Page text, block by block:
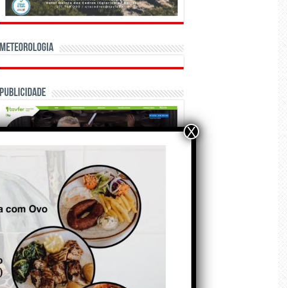
Meteorologia
Publicidade
OPINIÃO E CRÓNICAS
Matraquilhos… Autor:
Fernando Roldão
6 de Agosto de 2026
X